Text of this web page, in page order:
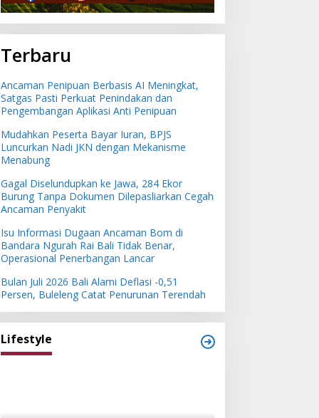
Terbaru
Ancaman Penipuan Berbasis AI Meningkat,
Satgas Pasti Perkuat Penindakan dan
Pengembangan Aplikasi Anti Penipuan
Mudahkan Peserta Bayar Iuran, BPJS
Luncurkan Nadi JKN dengan Mekanisme
Menabung
Gagal Diselundupkan ke Jawa, 284 Ekor
Burung Tanpa Dokumen Dilepasliarkan Cegah
Ancaman Penyakit
Isu Informasi Dugaan Ancaman Bom di
Bandara Ngurah Rai Bali Tidak Benar,
Operasional Penerbangan Lancar
Bulan Juli 2026 Bali Alami Deflasi -0,51
Persen, Buleleng Catat Penurunan Terendah
Lifestyle